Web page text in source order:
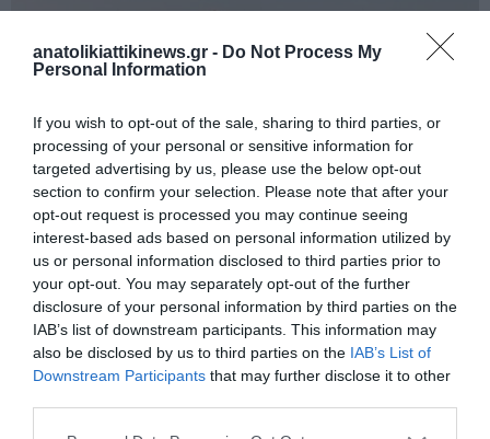
anatolikiattikinews.gr - Do Not Process My
Personal Information
If you wish to opt-out of the sale, sharing to third parties, or
processing of your personal or sensitive information for
targeted advertising by us, please use the below opt-out
section to confirm your selection. Please note that after your
opt-out request is processed you may continue seeing
interest-based ads based on personal information utilized by
us or personal information disclosed to third parties prior to
your opt-out. You may separately opt-out of the further
disclosure of your personal information by third parties on the
IAB’s list of downstream participants. This information may
also be disclosed by us to third parties on the IAB’s List of
Downstream Participants that may further disclose it to other
Ανοδική Αγορά Αγροτικών Μηχανημάτων το 2024 – Γερασμένος ο
Ελληνικός Στόλος